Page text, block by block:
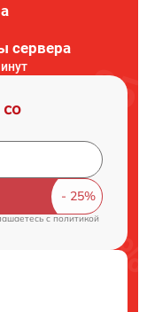
сервера
cполитикой